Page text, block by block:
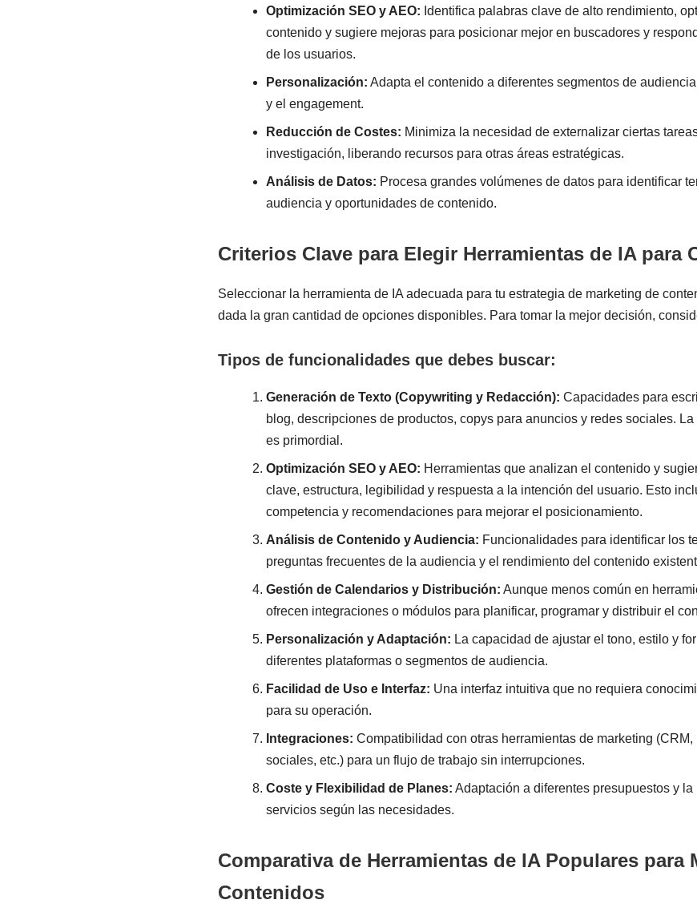
Optimización SEO y AEO: Identifica palabras clave de alto rendimiento,
contenido y sugiere mejoras para posicionar mejor en buscadores y
de los usuarios.
Personalización: Adapta el contenido a diferentes segmentos de
y el engagement.
Reducción de Costes: Minimiza la necesidad de externalizar ciertas
investigación, liberando recursos para otras áreas estratégicas.
Análisis de Datos: Procesa grandes volúmenes de datos para identificar
audiencia y oportunidades de contenido.
Criterios Clave para Elegir Herramientas de IA para
Seleccionar la herramienta de IA adecuada para tu estrategia de marketing de
dada la gran cantidad de opciones disponibles. Para tomar la mejor decisión,
Tipos de funcionalidades que debes buscar:
Generación de Texto (Copywriting y Redacción): Capacidades para
blog, descripciones de productos, copys para anuncios y redes sociales. La
es primordial.
Optimización SEO y AEO: Herramientas que analizan el contenido y
clave, estructura, legibilidad y respuesta a la intención del usuario. Esto
competencia y recomendaciones para mejorar el posicionamiento.
Análisis de Contenido y Audiencia: Funcionalidades para identificar los
preguntas frecuentes de la audiencia y el rendimiento del contenido
Gestión de Calendarios y Distribución: Aunque menos común en
ofrecen integraciones o módulos para planificar, programar y distribuir el
Personalización y Adaptación: La capacidad de ajustar el tono, estilo y
diferentes plataformas o segmentos de audiencia.
Facilidad de Uso e Interfaz: Una interfaz intuitiva que no requiera
para su operación.
Integraciones: Compatibilidad con otras herramientas de marketing (CRM,
sociales, etc.) para un flujo de trabajo sin interrupciones.
Coste y Flexibilidad de Planes: Adaptación a diferentes presupuestos y la
servicios según las necesidades.
Comparativa de Herramientas de IA Populares para
Contenidos